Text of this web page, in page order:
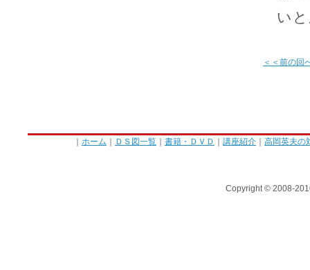
い
＜＜前の回
ホーム ＤＳ図一覧 書籍・ＤＶＤ 講座紹介 高岡英夫の
Copyright © 2008-